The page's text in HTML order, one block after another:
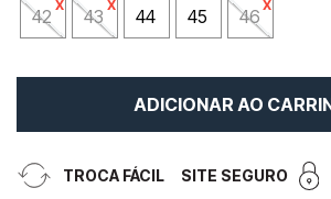
42 43 44 45 46
ADICIONAR AO
TROCA FÁCIL SITE SEGURO